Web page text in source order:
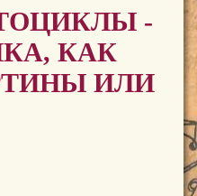
-
КАК
ИЛИ